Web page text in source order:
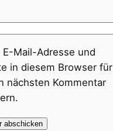
E-Mail-Adresse und
in diesem Browser für
nächsten Kommentar